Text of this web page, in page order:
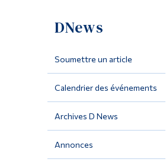
DNews
Soumettre un article
Calendrier des événements
Archives D News
Annonces